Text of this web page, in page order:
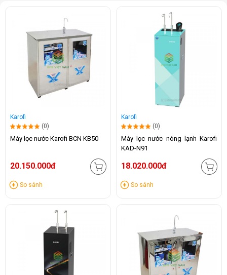
Karofi
(0)
Máy lọc nước Karofi BCN KB50
20.150.000đ
So sánh
Karofi
(0)
Máy lọc nước nóng lạnh Karofi
KAD-N91
18.020.000đ
So sánh